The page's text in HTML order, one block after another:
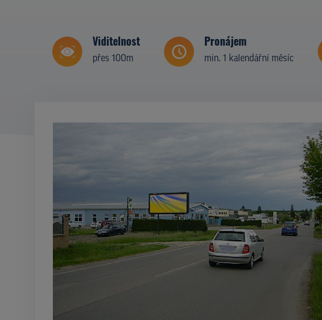
Viditelnost
přes 100m
Pronájem
min. 1 kalendářní měsíc